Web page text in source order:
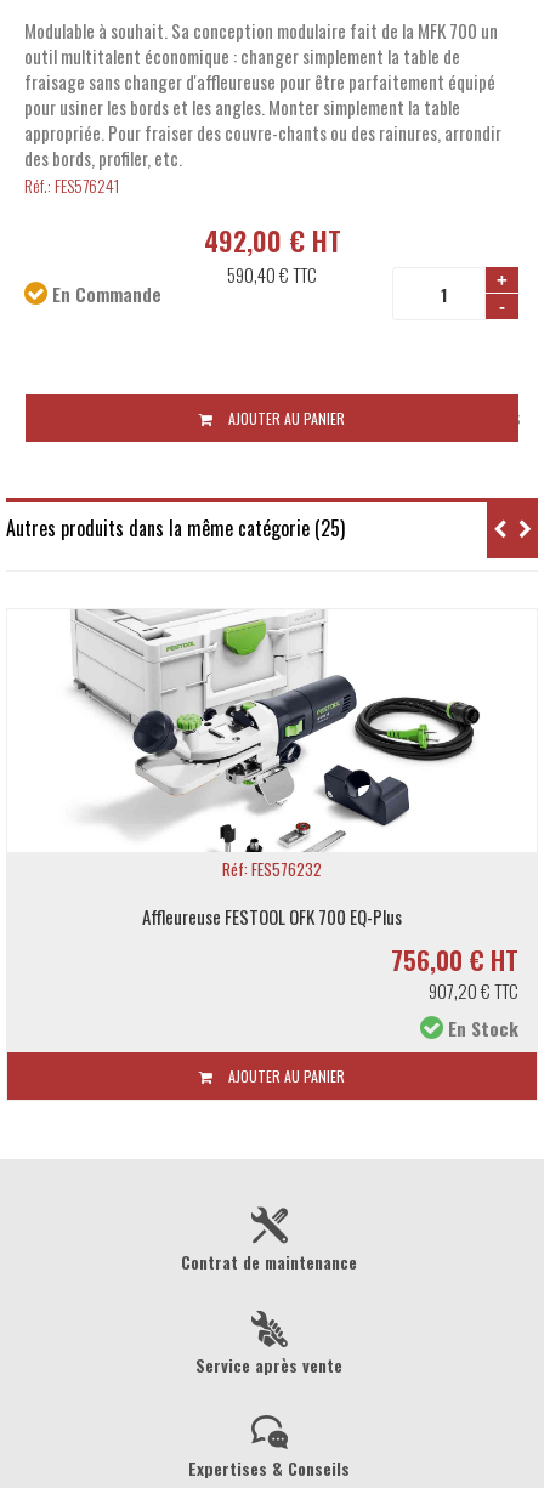
Modulable à souhait. Sa conception modulaire fait de la MFK 700 un
outil multitalent économique : changer simplement la table de
fraisage sans changer d'affleureuse pour être parfaitement équipé
pour usiner les bords et les angles. Monter simplement la table
appropriée. Pour fraiser des couvre-chants ou des rainures, arrondir
des bords, profiler, etc.
Réf.: FES576241
492,00 € HT
590,40 €TTC
+
-
En Commande
Sous 10 jours ouvrés
AJOUTER AU PANIER
Autres produits dans la même catégorie (25)
OFK 700 EQ-Plus
Contrat de maintenance
Service après vente
Expertises & Conseils